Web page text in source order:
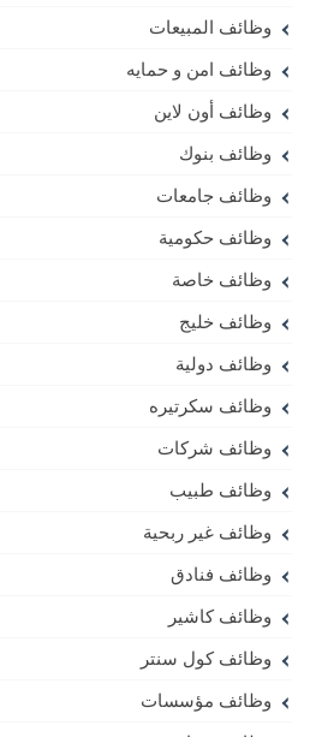
وظائف المبيعات
وظائف امن و حمايه
وظائف أون لاين
وظائف بنوك
وظائف جامعات
وظائف حكومية
وظائف خاصة
وظائف خليج
وظائف دولية
وظائف سكرتيره
وظائف شركات
وظائف طبيب
وظائف غير ربحية
وظائف فنادق
وظائف كاشير
وظائف كول سنتر
وظائف مؤسسات